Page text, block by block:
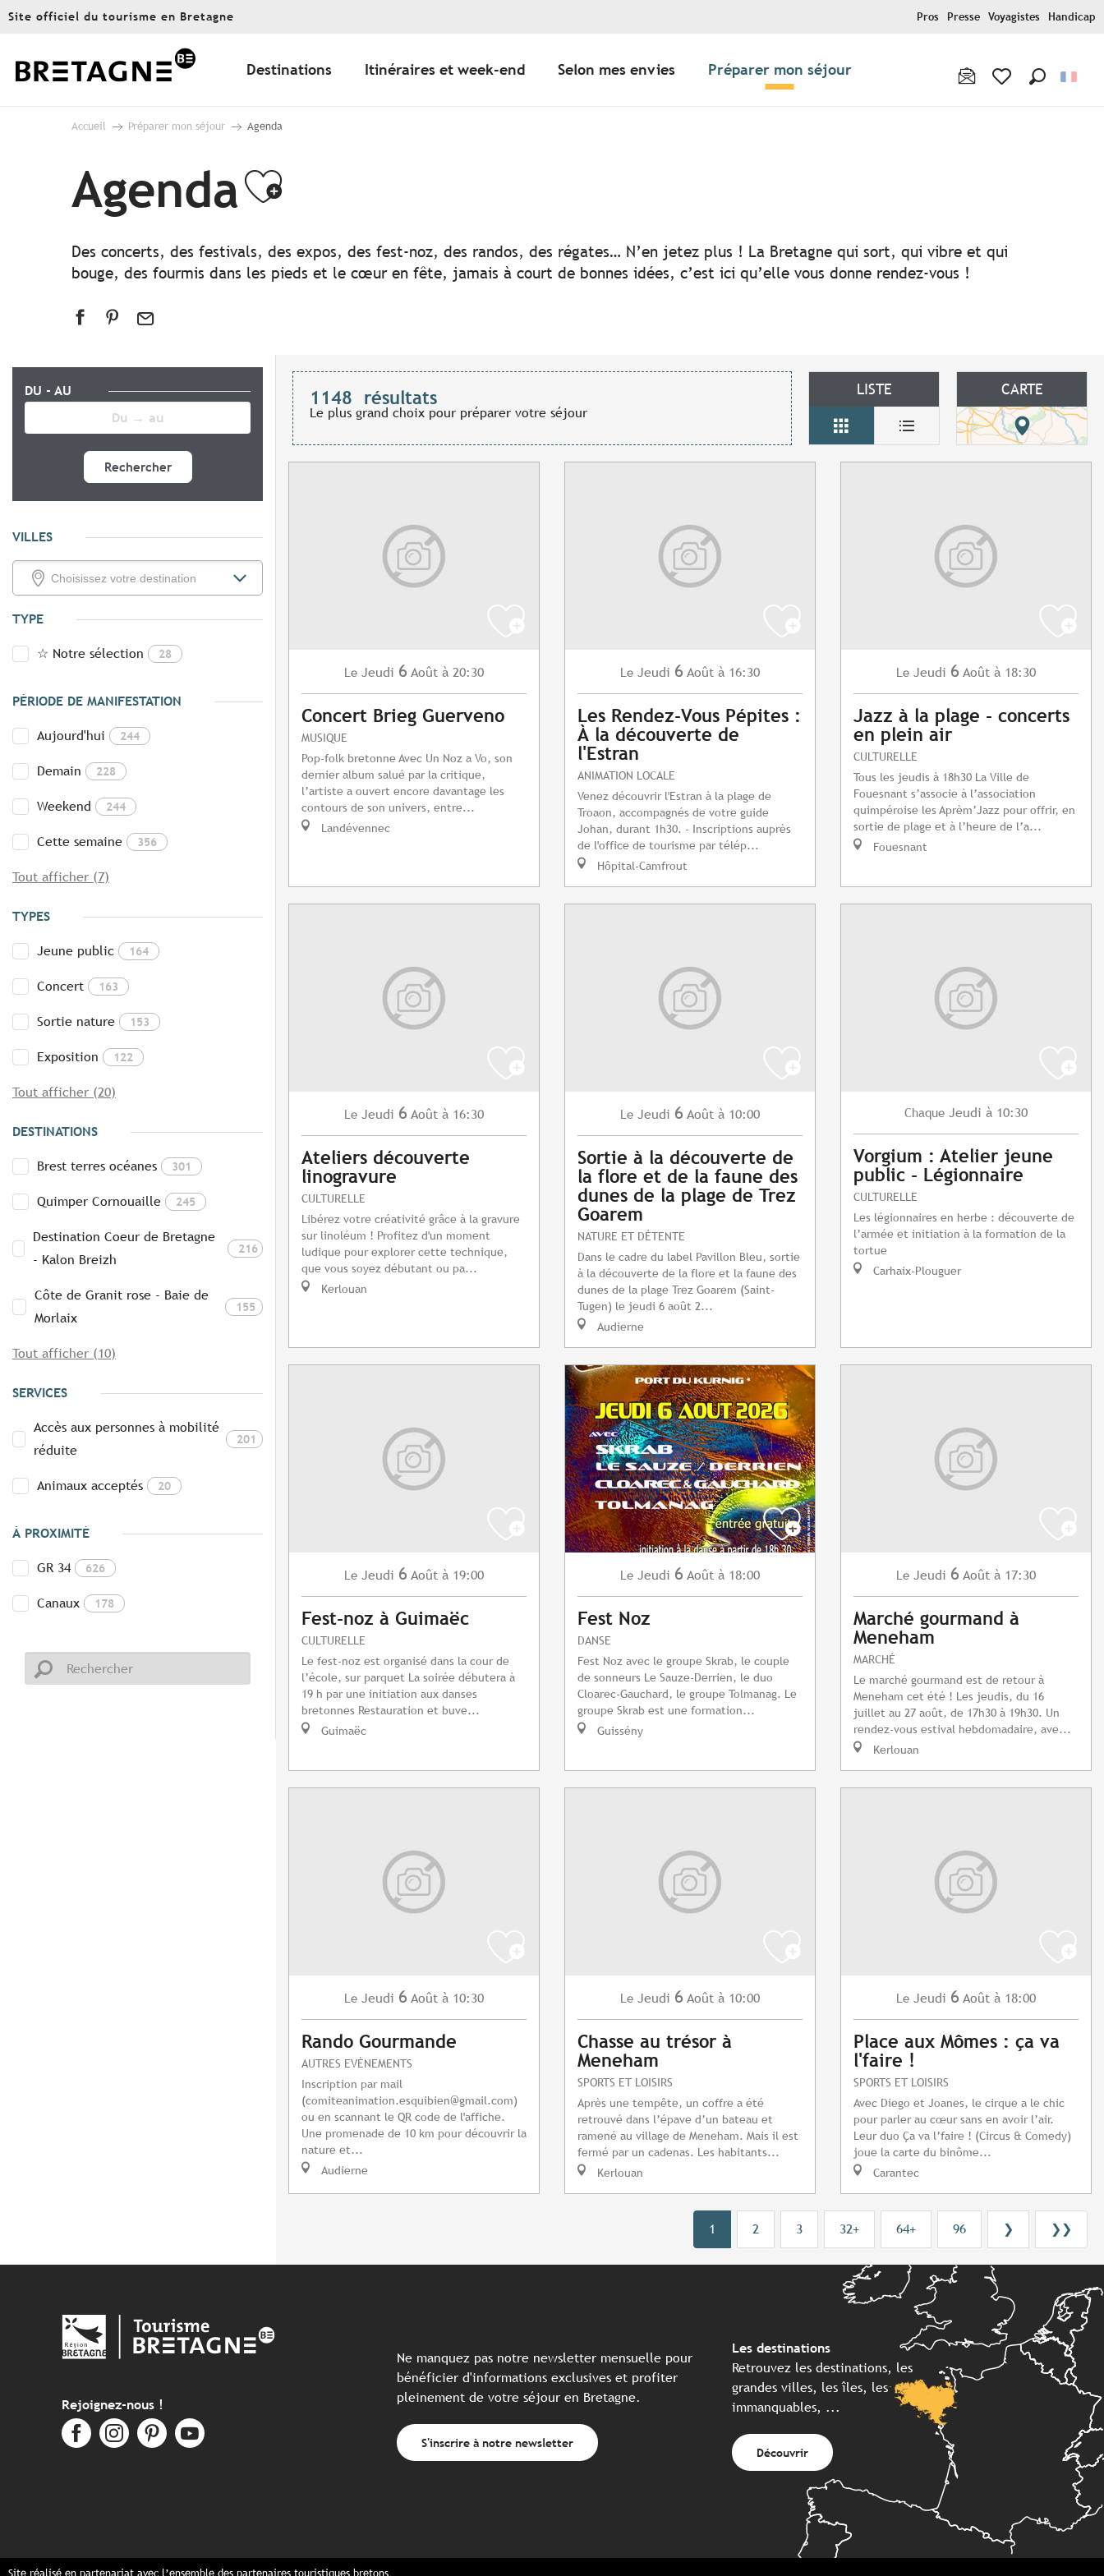
Aller
principal
Site officiel du tourisme en Bretagne Pros Presse Voyagistes Handicap
Destinations Itinéraires et week-end Selon mes envies Préparer mon séjour
Accueil Préparer mon séjour Agenda
AgendaAjouter aux favoris
Des concerts, des festivals, des expos, des fest-noz, des randos, des régates… N’en jetez plus ! La Bretagne qui sort, qui vibre et qui
bouge, des fourmis dans les pieds et le cœur en fête, jamais à court de bonnes idées, c’est ici qu’elle vous donne rendez-vous !
DU - AU
Rechercher
VILLES
TYPE
☆ Notre sélection 28
PÉRIODE DE MANIFESTATION
Aujourd'hui 244
Demain 228
Weekend 244
Cette semaine 356
Tout afficher (7)
TYPES
Jeune public 164
Concert 163
Sortie nature 153
Exposition 122
Tout afficher (20)
DESTINATIONS
Brest terres océanes 301
Quimper Cornouaille 245
Destination Coeur de Bretagne
- Kalon Breizh
216
Côte de Granit rose - Baie de
Morlaix
155
Tout afficher (10)
SERVICES
Accès aux personnes à mobilité
réduite
201
Animaux acceptés 20
À PROXIMITÉ
GR 34 626
Canaux 178
1148 résultats
Le plus grand choix pour préparer votre séjour
LISTE CARTE
Le Jeudi 6 Août à 20:30
Concert Brieg Guerveno
MUSIQUE
Pop-folk bretonne Avec Un Noz a Vo, son
dernier album salué par la critique,
l’artiste a ouvert encore davantage les
contours de son univers, entre...
Landévennec
Le Jeudi 6 Août à 16:30
Les Rendez-Vous Pépites :
À la découverte de
l'Estran
ANIMATION LOCALE
Venez découvrir l'Estran à la plage de
Troaon, accompagnés de votre guide
Johan, durant 1h30. - Inscriptions auprès
de l'office de tourisme par télép...
Hôpital-Camfrout
Le Jeudi 6 Août à 18:30
Jazz à la plage - concerts
en plein air
CULTURELLE
Tous les jeudis à 18h30 La Ville de
Fouesnant s’associe à l’association
quimpéroise les Aprèm’Jazz pour offrir, en
sortie de plage et à l’heure de l’a...
Fouesnant
Le Jeudi 6 Août à 16:30
Ateliers découverte
linogravure
CULTURELLE
Libérez votre créativité grâce à la gravure
sur linoléum ! Profitez d'un moment
ludique pour explorer cette technique,
que vous soyez débutant ou pa...
Kerlouan
Le Jeudi 6 Août à 10:00
Sortie à la découverte de
la flore et de la faune des
dunes de la plage de Trez
Goarem
NATURE ET DÉTENTE
Dans le cadre du label Pavillon Bleu, sortie
à la découverte de la flore et la faune des
dunes de la plage Trez Goarem (Saint-
Tugen) le jeudi 6 août 2...
Audierne
Chaque Jeudi à 10:30
Vorgium : Atelier jeune
public - Légionnaire
CULTURELLE
Les légionnaires en herbe : découverte de
l’armée et initiation à la formation de la
tortue
Carhaix-Plouguer
Le Jeudi 6 Août à 19:00
Fest-noz à Guimaëc
CULTURELLE
Le fest-noz est organisé dans la cour de
l’école, sur parquet La soirée débutera à
19 h par une initiation aux danses
bretonnes Restauration et buve...
Guimaëc
Le Jeudi 6 Août à 18:00
Fest Noz
DANSE
Fest Noz avec le groupe Skrab, le couple
de sonneurs Le Sauze-Derrien, le duo
Cloarec-Gauchard, le groupe Tolmanag. Le
groupe Skrab est une formation...
Guissény
Le Jeudi 6 Août à 17:30
Marché gourmand à
Meneham
MARCHÉ
Le marché gourmand est de retour à
Meneham cet été ! Les jeudis, du 16
juillet au 27 août, de 17h30 à 19h30. Un
rendez-vous estival hebdomadaire, ave...
Kerlouan
Le Jeudi 6 Août à 10:30
Rando Gourmande
AUTRES EVÈNEMENTS
Inscription par mail
(comiteanimation.esquibien@gmail.com)
ou en scannant le QR code de l'affiche.
Une promenade de 10 km pour découvrir la
nature et...
Audierne
Le Jeudi 6 Août à 10:00
Chasse au trésor à
Meneham
SPORTS ET LOISIRS
Après une tempête, un coffre a été
retrouvé dans l’épave d’un bateau et
ramené au village de Meneham. Mais il est
fermé par un cadenas. Les habitants...
Kerlouan
Le Jeudi 6 Août à 18:00
Place aux Mômes : ça va
l'faire !
SPORTS ET LOISIRS
Avec Diego et Joanes, le cirque a le chic
pour parler au cœur sans en avoir l’air.
Leur duo Ça va l’faire ! (Circus & Comedy)
joue la carte du binôme...
Carantec
1 2 3 32+ 64+ 96 ❯ ❯❯
Rejoignez-nous !
Ne manquez pas notre newsletter mensuelle pour
bénéficier d'informations exclusives et profiter
pleinement de votre séjour en Bretagne.
S'inscrire à notre newsletter
Les destinations
Retrouvez les destinations, les
grandes villes, les îles, les
immanquables, ...
Découvrir
Site réalisé en partenariat avec l’ensemble des partenaires touristiques bretons